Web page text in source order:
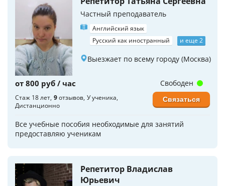
Частный преподаватель
Английский язык
Русский как иностранный
и еще 2
Выезжает по всему городу (Москва)
от 800 руб / час
Стаж 18 лет 9отзывов У ученика
Дистанционно
Все учебные пособия необходимые для занятий
предоставляю ученикам
Свободен
Связаться
Репетитор Владислав
Юрьевич